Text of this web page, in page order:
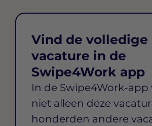
Vind de volledige
vacature in de
Swipe4Work app
In de Swipe4Work-app
niet alleen deze
honderden andere